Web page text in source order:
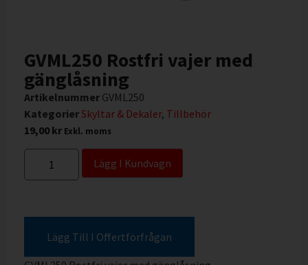
GVML250 Rostfri vajer med
gänglåsning
Artikelnummer GVML250
KategorierSkyltar & Dekaler, Tillbehör
19,00 kr Exkl. moms
Lägg I Kundvagn
Lägg Till I Offertförfrågan